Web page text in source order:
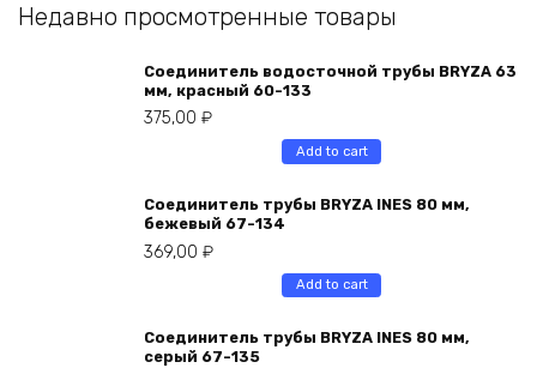
Недавно просмотренные товары
Соединитель водосточной трубы BRYZA 63
мм, краcный 60-133
375,00 ₽
Add to cart
Соединитель трубы BRYZA INES 80 мм,
бежевый 67-134
369,00 ₽
Add to cart
Соединитель трубы BRYZA INES 80 мм,
серый 67-135